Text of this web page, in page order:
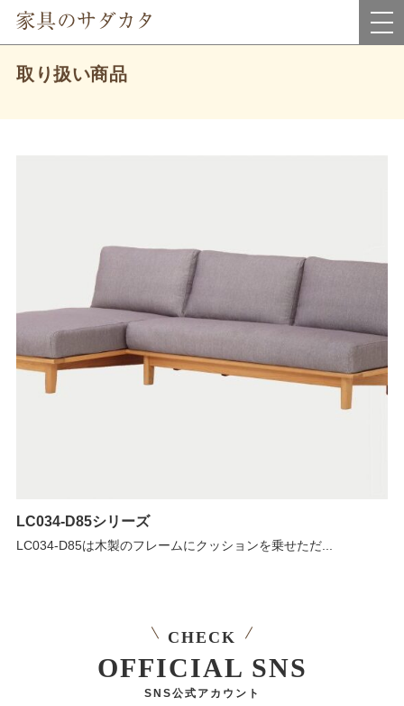
岡山県真庭市にあるインテリア家具・雑貨＆アウトレット家具のお店です。
取り扱い商品
LC034-D85シリーズ
LC034-D85は木製のフレームにクッションを乗せただ...
CHECK
OFFICIAL SNS
SNS公式アカウント